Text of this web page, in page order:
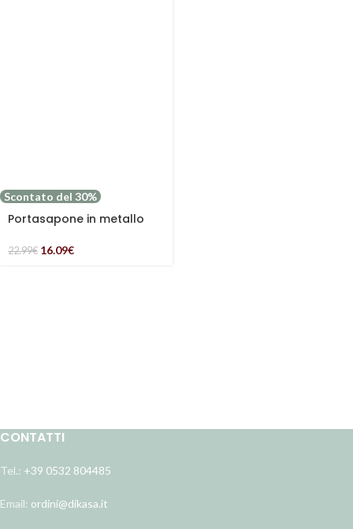
Scontato del 30%
Portasapone in metallo
22.99€ 16.09€
CONTATTI
Tel.: +39 0532 804485
Email: ordini@dikasa.it